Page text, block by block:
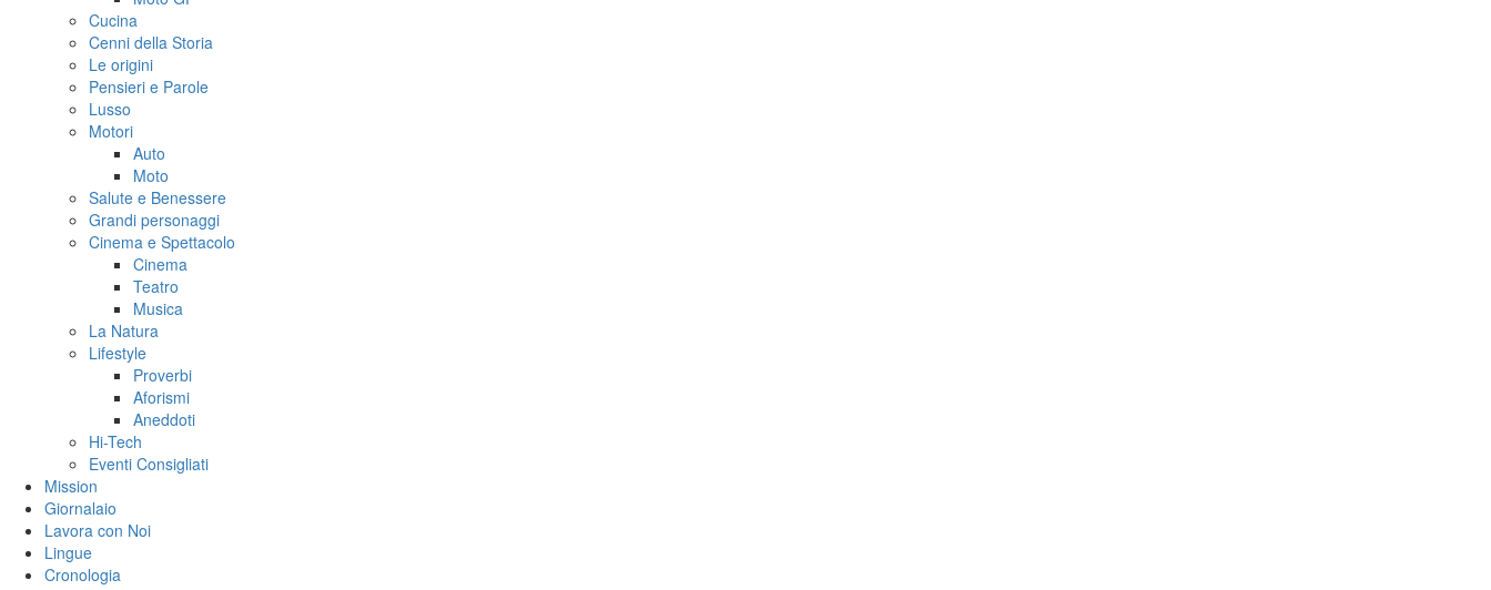
Cucina
Cenni della Storia
Le origini
Pensieri e Parole
Lusso
Motori
Auto
Moto
Salute e Benessere
Grandi personaggi
Cinema e Spettacolo
Cinema
Teatro
Musica
La Natura
Lifestyle
Proverbi
Aforismi
Aneddoti
Hi-Tech
Eventi Consigliati
Mission
Giornalaio
Lavora con Noi
Lingue
Cronologia